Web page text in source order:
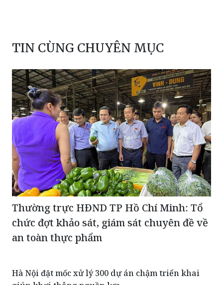
Thường trực HĐND TP Hồ Chí Minh: Tổ
chức đợt khảo sát, giám sát chuyên đề về
an toàn thực phẩm
Hà Nội đặt mốc xử lý 300 dự án chậm triển khai
Ban Pháp chế HĐND tỉnh khảo sát công tác cải